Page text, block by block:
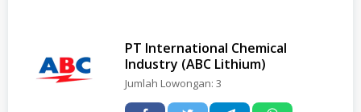
PT International Chemical
Industry (ABC Lithium)
Jumlah Lowongan: 3